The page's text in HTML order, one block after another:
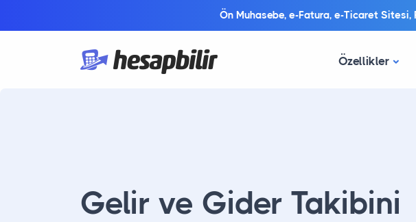
Ön Muhasebe, e-Fatura, e-Ticaret Sitesi,
Özellikler
Gelir ve Gider Takibini